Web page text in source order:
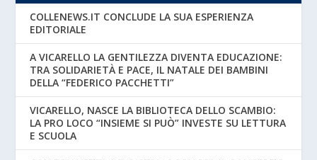
COLLENEWS.IT CONCLUDE LA SUA ESPERIENZA
EDITORIALE
A VICARELLO LA GENTILEZZA DIVENTA EDUCAZIONE:
TRA SOLIDARIETÀ E PACE, IL NATALE DEI BAMBINI
DELLA “FEDERICO PACCHETTI”
VICARELLO, NASCE LA BIBLIOTECA DELLO SCAMBIO:
LA PRO LOCO “INSIEME SI PUÒ” INVESTE SU LETTURA
E SCUOLA